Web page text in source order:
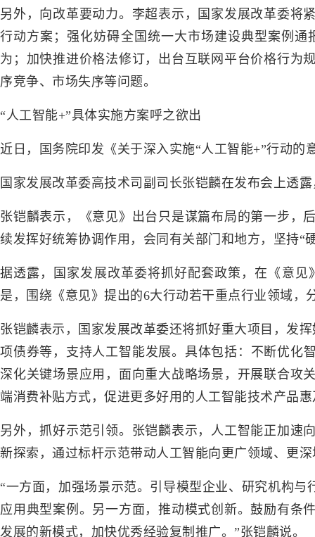
另外，向改革要动力。李超表示，国家发展改革委将
行动方案；强化妨碍全国统一大市场建设典型案例
为；加快推进价格法修订，出台互联网平台价格行为
序竞争、市场失序等问题。
“人工智能+”具体实施方案呼之欲出
近日，国务院印发《关于深入实施“人工智能+”行动
国家发展改革委高技术司副司长张铠麟在发布会上透
张铠麟表示，《意见》出台只是谋篇布局的第一步，
续发挥好统筹协调作用，会同有关部门和地方，坚持“
据透露，国家发展改革委将抓好配套政策，在《意
是，围绕《意见》提出的6大行动若干重点行业领域
张铠麟表示，国家发展改革委还将抓好重大项目，发
项债券等，支持人工智能发展。具体包括：不断优化
深化关键场景应用，面向重大战略场景，开展联合攻
端消费补贴方式，促进更多好用的人工智能技术产品
另外，抓好示范引领。张铠麟表示，人工智能正加速
新探索，通过标杆示范带动人工智能向更广领域、更
“一方面，加强场景示范。引导模型企业、研究机构
应用典型案例。另一方面，推动模式创新。鼓励有条
发展的新模式，加快优秀经验复制推广。”张铠麟说。